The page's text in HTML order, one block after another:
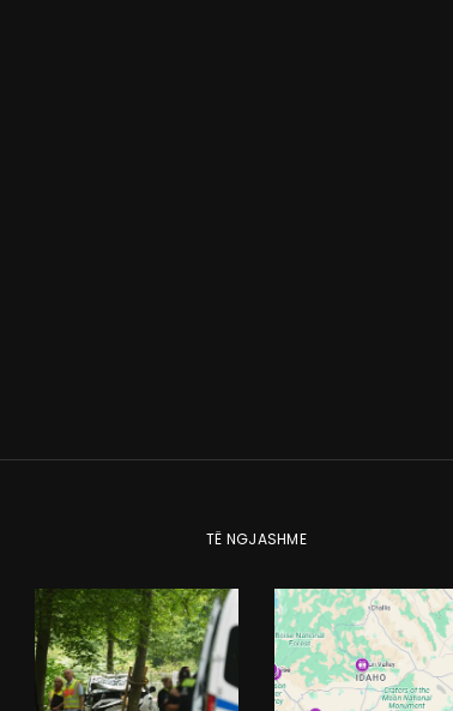
TË NGJASHME